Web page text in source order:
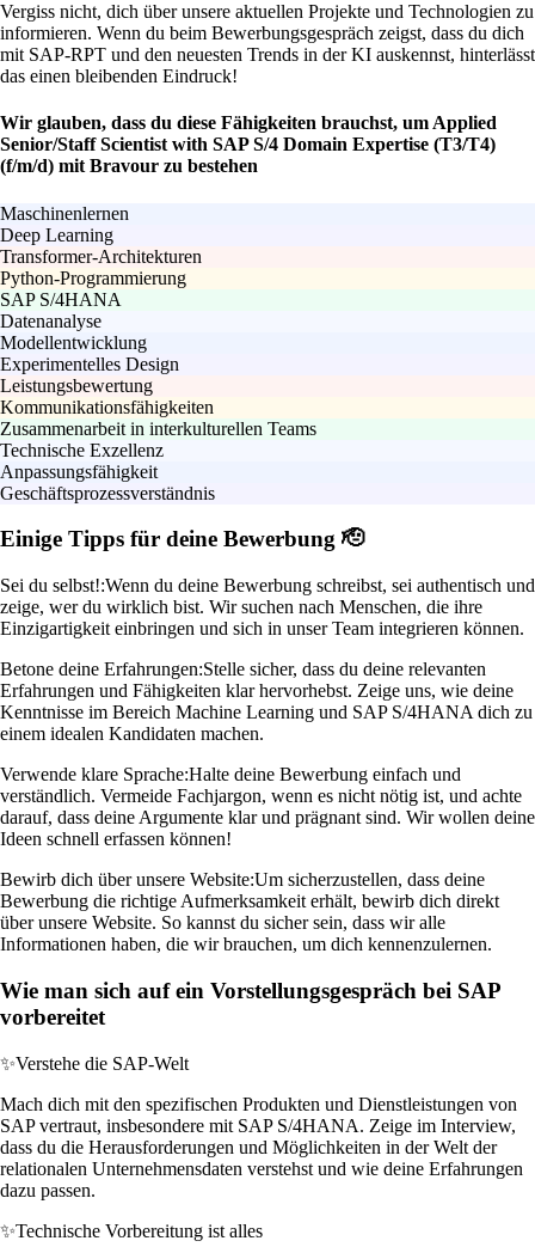
Vergiss nicht, dich über unsere aktuellen Projekte und Technologien zu
informieren. Wenn du beim Bewerbungsgespräch zeigst, dass du dich
mit SAP-RPT und den neuesten Trends in der KI auskennst, hinterlässt
das einen bleibenden Eindruck!
Wir glauben, dass du diese Fähigkeiten brauchst, um Applied
Senior/Staff Scientist with SAP S/4 Domain Expertise (T3/T4)
(f/m/d) mit Bravour zu bestehen
Maschinenlernen
Deep Learning
Transformer-Architekturen
Python-Programmierung
SAP S/4HANA
Datenanalyse
Modellentwicklung
Experimentelles Design
Leistungsbewertung
Kommunikationsfähigkeiten
Zusammenarbeit in interkulturellen Teams
Technische Exzellenz
Anpassungsfähigkeit
Geschäftsprozessverständnis
Einige Tipps für deine Bewerbung 🫡
Sei du selbst!:Wenn du deine Bewerbung schreibst, sei authentisch und
zeige, wer du wirklich bist. Wir suchen nach Menschen, die ihre
Einzigartigkeit einbringen und sich in unser Team integrieren können.
Betone deine Erfahrungen:Stelle sicher, dass du deine relevanten
Erfahrungen und Fähigkeiten klar hervorhebst. Zeige uns, wie deine
Kenntnisse im Bereich Machine Learning und SAP S/4HANA dich zu
einem idealen Kandidaten machen.
Verwende klare Sprache:Halte deine Bewerbung einfach und
verständlich. Vermeide Fachjargon, wenn es nicht nötig ist, und achte
darauf, dass deine Argumente klar und prägnant sind. Wir wollen deine
Ideen schnell erfassen können!
Bewirb dich über unsere Website:Um sicherzustellen, dass deine
Bewerbung die richtige Aufmerksamkeit erhält, bewirb dich direkt
über unsere Website. So kannst du sicher sein, dass wir alle
Informationen haben, die wir brauchen, um dich kennenzulernen.
Wie man sich auf ein Vorstellungsgespräch bei SAP
vorbereitet
✨Verstehe die SAP-Welt
Mach dich mit den spezifischen Produkten und Dienstleistungen von
SAP vertraut, insbesondere mit SAP S/4HANA. Zeige im Interview,
dass du die Herausforderungen und Möglichkeiten in der Welt der
relationalen Unternehmensdaten verstehst und wie deine Erfahrungen
dazu passen.
✨Technische Vorbereitung ist alles